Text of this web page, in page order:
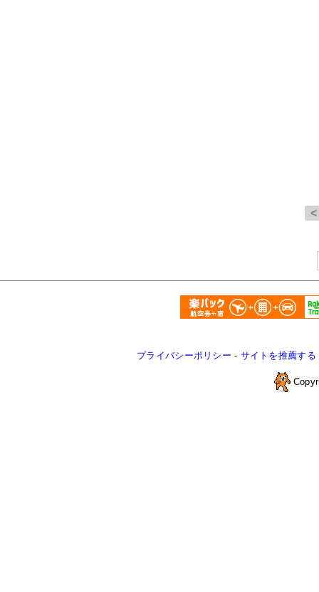
プライバシーポリシー - サイトを推薦する